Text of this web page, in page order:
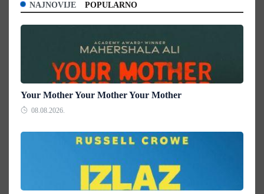
NAJNOVIJE POPULARNO
Your Mother Your Mother Your Mother
08.08.2026.